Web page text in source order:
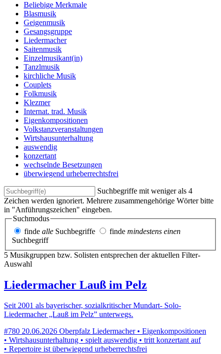
Beliebige Merkmale
Blasmusik
Geigenmusik
Gesangsgruppe
Liedermacher
Saitenmusik
Einzelmusikant(in)
Tanzlmusik
kirchliche Musik
Couplets
Folkmusik
Klezmer
Internat. trad. Musik
Eigenkompositionen
Volkstanzveranstaltungen
Wirtshausunterhaltung
auswendig
konzertant
wechselnde Besetzungen
überwiegend urheberrechtsfrei
Suchbegriffe mit weniger als 4
Zeichen werden ignoriert. Mehrere zusammengehörige Wörter bitte
in "Anführungszeichen" eingeben.
Suchmodus
finde alle Suchbegriffe finde mindestens einen
Suchbegriff
5 Musikgruppen bzw. Solisten entsprechen der aktuellen Filter-
Auswahl
Liedermacher Lauß im Pelz
Seit 2001 als bayerischer, sozialkritischer Mundart- Solo-
Liedermacher „Lauß im Pelz” unterwegs.
#780 20.06.2026 Oberpfalz Liedermacher • Eigenkompositionen
• Wirtshausunterhaltung • spielt auswendig • tritt konzertant auf
• Repertoire ist überwiegend urheberrechtsfrei